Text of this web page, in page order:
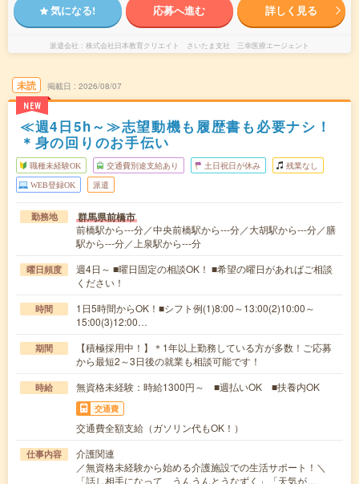
気になる! 応募へ進む 詳しく見る
派遣会社 株式会社日本教育クリエイト さいたま支社 三幸医療エージェント
未読
NEW
掲載日 2026/08/07
≪週4日5h～≫志望動機も履歴書も必要ナシ！
＊身の回りのお手伝い
職種未経験OK 交通費別途支給あり 土日祝日が休み 残業なし
WEB登録OK 派遣
勤務地 群馬県前橋市
前橋駅から---分／中央前橋駅から---分／大胡駅から---分／膳
駅から---分／上泉駅から---分
曜日頻度
週4日～ ■曜日固定の相談OK！ ■希望の曜日があればご相談
ください！
時間
1日5時間からOK！■シフト例(1)8:00～13:00(2)10:00～
15:00(3)12:00…
期間
【積極採用中！】＊1年以上勤務している方が多数！ご応募
から最短2～3日後の就業も相談可能です！
時給 無資格未経験：時給1300円～ ■週払いOK ■扶養内OK
交通費
交通費全額支給（ガソリン代もOK！）
仕事内容
介護関連
／無資格未経験から始める介護施設での生活サポート！＼
「話し相手になって、うんうんとうなずく」「天気が…